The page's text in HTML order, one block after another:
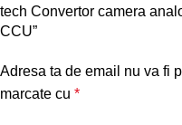
tech Convertor camera
CCU”
Adresa ta de email nu va fi
marcate cu *